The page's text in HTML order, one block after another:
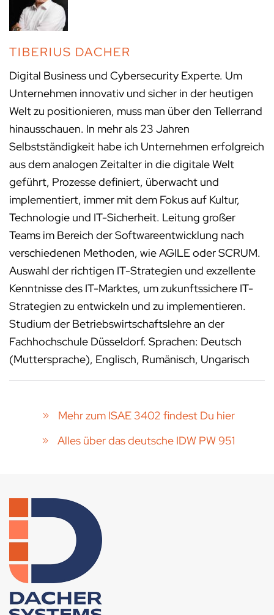
TIBERIUS DACHER
Digital Business und Cybersecurity Experte. Um
Unternehmen innovativ und sicher in der heutigen
Welt zu positionieren, muss man über den Tellerrand
hinausschauen. In mehr als 23 Jahren
Selbstständigkeit habe ich Unternehmen erfolgreich
aus dem analogen Zeitalter in die digitale Welt
geführt, Prozesse definiert, überwacht und
implementiert, immer mit dem Fokus auf Kultur,
Technologie und IT-Sicherheit. Leitung großer
Teams im Bereich der Softwareentwicklung nach
verschiedenen Methoden, wie AGILE oder SCRUM.
Auswahl der richtigen IT-Strategien und exzellente
Kenntnisse des IT-Marktes, um zukunftssichere IT-
Strategien zu entwickeln und zu implementieren.
Studium der Betriebswirtschaftslehre an der
Fachhochschule Düsseldorf. Sprachen: Deutsch
(Muttersprache), Englisch, Rumänisch, Ungarisch
Mehr zum ISAE 3402 findest Du hier
Alles über das deutsche IDW PW 951